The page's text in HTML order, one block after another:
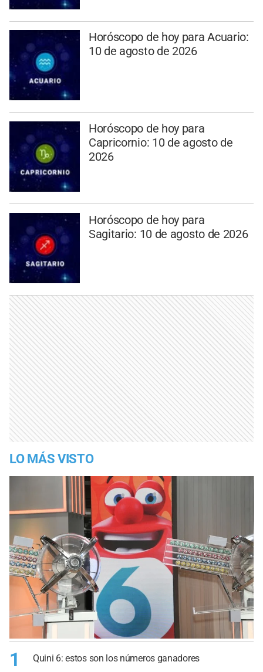
Horóscopo de hoy para Acuario:
10 de agosto de 2026
Horóscopo de hoy para
Capricornio: 10 de agosto de
2026
Horóscopo de hoy para
Sagitario: 10 de agosto de 2026
LO MÁS VISTO
1 Quini 6: estos son los números ganadores